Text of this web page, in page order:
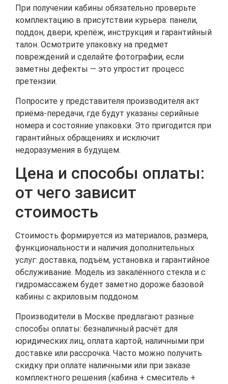
При получении кабины обязательно проверьте
комплектацию в присутствии курьера: панели,
поддон, двери, крепёж, инструкция и гарантийный
талон. Осмотрите упаковку на предмет
повреждений и сделайте фотографии, если
заметны дефекты — это упростит процесс
претензии.
Попросите у представителя производителя акт
приёма-передачи, где будут указаны серийные
номера и состояние упаковки. Это пригодится при
гарантийных обращениях и исключит
недоразумения в будущем.
Цена и способы оплаты:
от чего зависит
стоимость
Стоимость формируется из материалов, размера,
функциональности и наличия дополнительных
услуг: доставка, подъём, установка и гарантийное
обслуживание. Модель из закалённого стекла и с
гидромассажем будет заметно дороже базовой
кабины с акриловым поддоном.
Производители в Москве предлагают разные
способы оплаты: безналичный расчёт для
юридических лиц, оплата картой, наличными при
доставке или рассрочка. Часто можно получить
скидку при оплате наличными или при заказе
комплектного решения (кабина + смеситель +